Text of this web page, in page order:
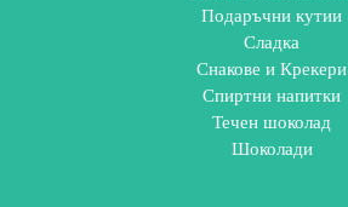
Подаръчни кутии
Сладка
Снакове и Крекери
Спиртни напитки
Течен шоколад
Шоколади